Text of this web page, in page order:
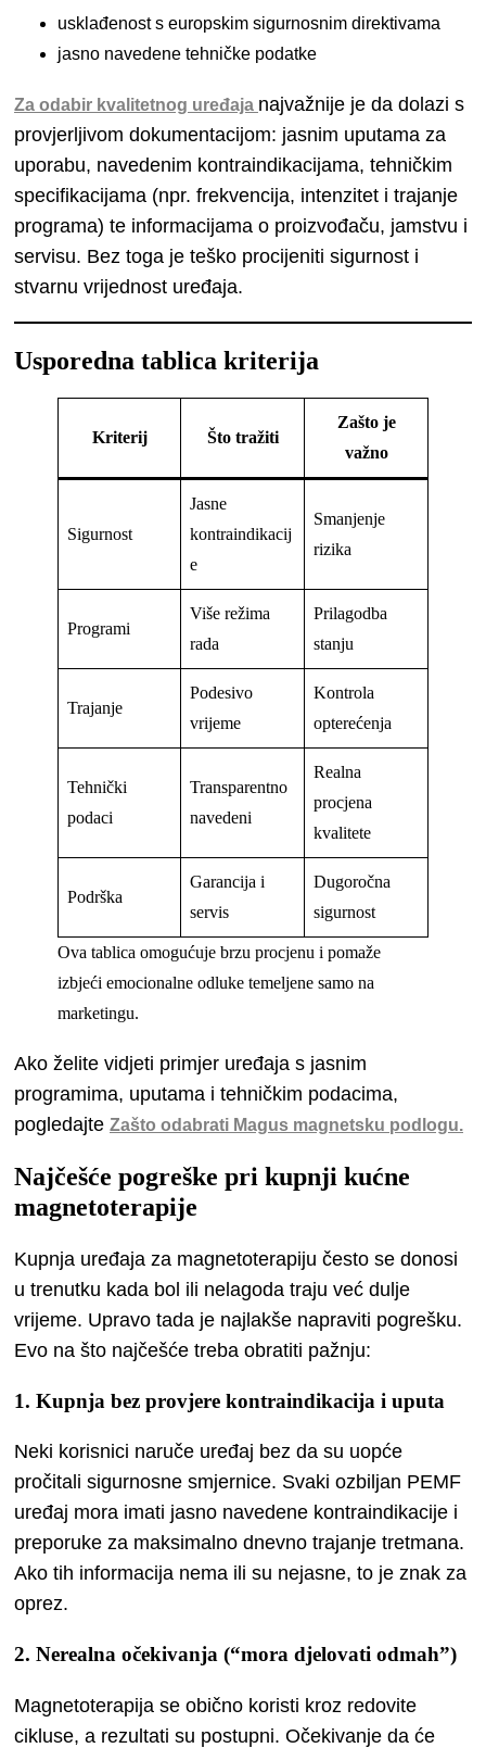
usklađenost s europskim sigurnosnim direktivama
jasno navedene tehničke podatke
Za odabir kvalitetnog uređaja najvažnije je da dolazi s
provjerljivom dokumentacijom: jasnim uputama za
uporabu, navedenim kontraindikacijama, tehničkim
specifikacijama (npr. frekvencija, intenzitet i trajanje
programa) te informacijama o proizvođaču, jamstvu i
servisu. Bez toga je teško procijeniti sigurnost i
stvarnu vrijednost uređaja.
Usporedna tablica kriterija
Kriterij Što tražiti
Zašto je
važno
Sigurnost
Jasne
kontraindikacij
e
Smanjenje
rizika
Programi
Više režima
rada
Prilagodba
stanju
Trajanje
Podesivo
vrijeme
Kontrola
opterećenja
Tehnički
podaci
Transparentno
navedeni
Realna
procjena
kvalitete
Podrška
Garancija i
servis
Dugoročna
sigurnost
Ova tablica omogućuje brzu procjenu i pomaže
izbjeći emocionalne odluke temeljene samo na
marketingu.
Ako želite vidjeti primjer uređaja s jasnim
programima, uputama i tehničkim podacima,
pogledajte Zašto odabrati Magus magnetsku podlogu.
Najčešće pogreške pri kupnji kućne
magnetoterapije
Kupnja uređaja za magnetoterapiju često se donosi
u trenutku kada bol ili nelagoda traju već dulje
vrijeme. Upravo tada je najlakše napraviti pogrešku.
Evo na što najčešće treba obratiti pažnju:
1. Kupnja bez provjere kontraindikacija i uputa
Neki korisnici naruče uređaj bez da su uopće
pročitali sigurnosne smjernice. Svaki ozbiljan PEMF
uređaj mora imati jasno navedene kontraindikacije i
preporuke za maksimalno dnevno trajanje tretmana.
Ako tih informacija nema ili su nejasne, to je znak za
oprez.
2. Nerealna očekivanja (“mora djelovati odmah”)
Magnetoterapija se obično koristi kroz redovite
cikluse, a rezultati su postupni. Očekivanje da će